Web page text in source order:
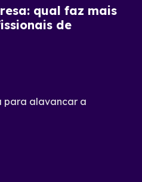
qual faz mais
de